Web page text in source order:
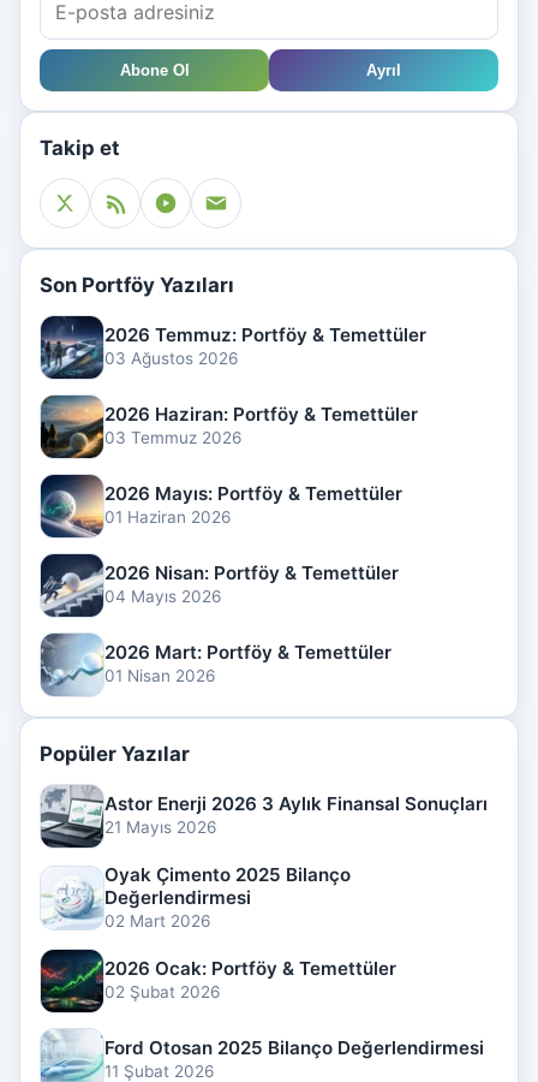
Abone Ol Ayrıl
Takip et
Son Portföy Yazıları
2026 Temmuz: Portföy & Temettüler
03 Ağustos 2026
2026 Haziran: Portföy & Temettüler
03 Temmuz 2026
2026 Mayıs: Portföy & Temettüler
01 Haziran 2026
2026 Nisan: Portföy & Temettüler
04 Mayıs 2026
2026 Mart: Portföy & Temettüler
01 Nisan 2026
Popüler Yazılar
Astor Enerji 2026 3 Aylık Finansal Sonuçları
21 Mayıs 2026
Oyak Çimento 2025 Bilanço
Değerlendirmesi
02 Mart 2026
2026 Ocak: Portföy & Temettüler
02 Şubat 2026
Ford Otosan 2025 Bilanço Değerlendirmesi
11 Şubat 2026